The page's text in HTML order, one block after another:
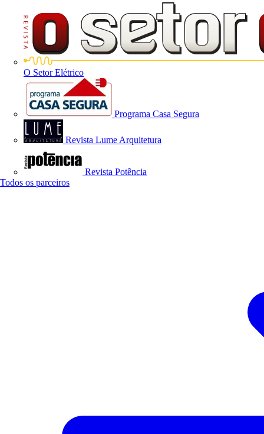
O Setor Elétrico
Programa Casa Segura
Revista Lume Arquitetura
Revista Potência
Todos os parceiros